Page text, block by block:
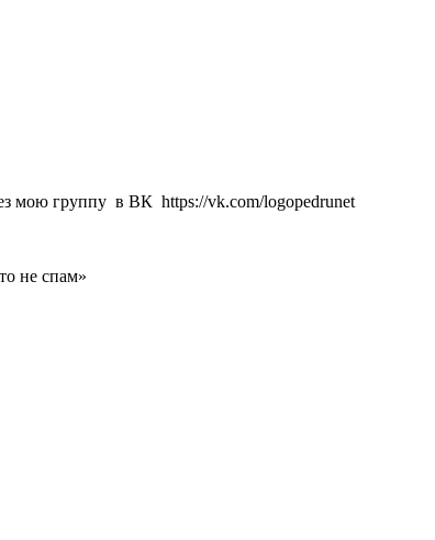
мою группу в ВК https://vk.com/logopedrunet
не спам»